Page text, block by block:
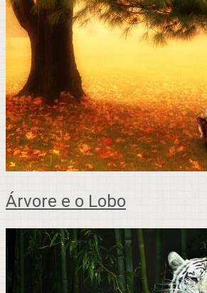
Árvore e o Lobo